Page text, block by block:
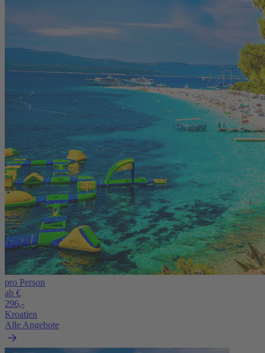
pro Person
ab €
296,-
Kroatien
Alle Angebote